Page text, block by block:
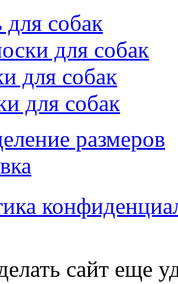
собак
для собак
для собак
для собак
размеров
сайт еще